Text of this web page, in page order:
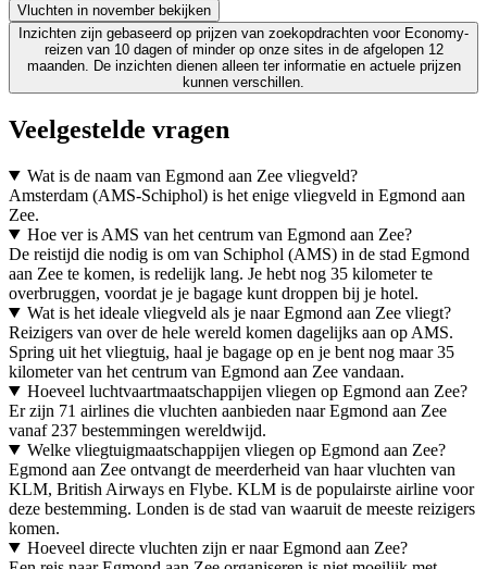
Vluchten in november bekijken
Inzichten zijn gebaseerd op prijzen van zoekopdrachten voor Economy-
reizen van 10 dagen of minder op onze sites in de afgelopen 12
maanden. De inzichten dienen alleen ter informatie en actuele prijzen
kunnen verschillen.
Veelgestelde vragen
Wat is de naam van Egmond aan Zee vliegveld?
Amsterdam (AMS-Schiphol) is het enige vliegveld in Egmond aan
Zee.
Hoe ver is AMS van het centrum van Egmond aan Zee?
De reistijd die nodig is om van Schiphol (AMS) in de stad Egmond
aan Zee te komen, is redelijk lang. Je hebt nog 35 kilometer te
overbruggen, voordat je je bagage kunt droppen bij je hotel.
Wat is het ideale vliegveld als je naar Egmond aan Zee vliegt?
Reizigers van over de hele wereld komen dagelijks aan op AMS.
Spring uit het vliegtuig, haal je bagage op en je bent nog maar 35
kilometer van het centrum van Egmond aan Zee vandaan.
Hoeveel luchtvaartmaatschappijen vliegen op Egmond aan Zee?
Er zijn 71 airlines die vluchten aanbieden naar Egmond aan Zee
vanaf 237 bestemmingen wereldwijd.
Welke vliegtuigmaatschappijen vliegen op Egmond aan Zee?
Egmond aan Zee ontvangt de meerderheid van haar vluchten van
KLM, British Airways en Flybe. KLM is de populairste airline voor
deze bestemming. Londen is de stad van waaruit de meeste reizigers
komen.
Hoeveel directe vluchten zijn er naar Egmond aan Zee?